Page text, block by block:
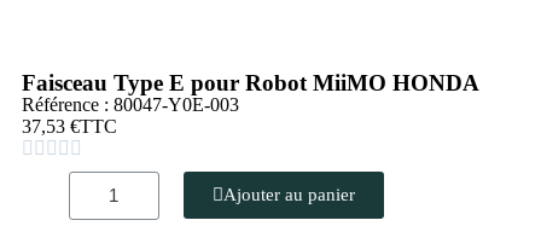
Faisceau Type E pour Robot MiiMO HONDA
Référence : 80047-Y0E-003
37,53 €TTC
    
Ajouter au panier